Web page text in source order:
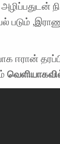
படும்
ஈரான்